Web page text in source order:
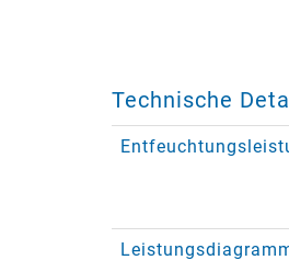
Technische